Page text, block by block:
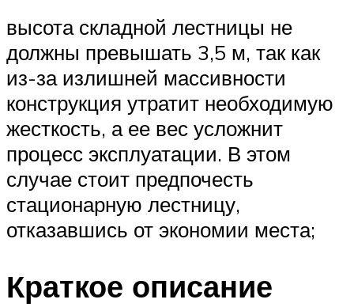
высота складной лестницы не
должны превышать 3,5 м, так как
из-за излишней массивности
конструкция утратит необходимую
жесткость, а ее вес усложнит
процесс эксплуатации. В этом
случае стоит предпочесть
стационарную лестницу,
отказавшись от экономии места;
Краткое описание